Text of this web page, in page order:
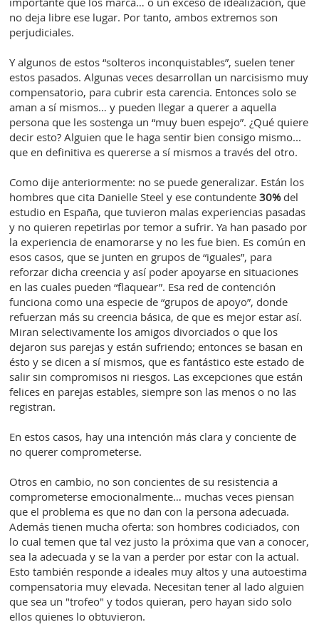
no deja libre ese lugar. Por tanto, ambos extremos son
perjudiciales.
Y algunos de estos “solteros inconquistables”, suelen tener
estos pasados. Algunas veces desarrollan un narcisismo muy
compensatorio, para cubrir esta carencia. Entonces solo se
aman a sí mismos… y pueden llegar a querer a aquella
persona que les sostenga un “muy buen espejo”. ¿Qué quiere
decir esto? Alguien que le haga sentir bien consigo mismo...
que en definitiva es quererse a sí mismos a través del otro.
Como dije anteriormente: no se puede generalizar. Están los
hombres que cita Danielle Steel y ese contundente30% del
estudio en España, que tuvieron malas experiencias pasadas
y no quieren repetirlas por temor a sufrir. Ya han pasado por
la experiencia de enamorarse y no les fue bien. Es común en
esos casos, que se junten en grupos de “iguales”, para
reforzar dicha creencia y así poder apoyarse en situaciones
en las cuales pueden “flaquear”. Esa red de contención
funciona como una especie de “grupos de apoyo”, donde
refuerzan más su creencia básica, de que es mejor estar así.
Miran selectivamente los amigos divorciados o que los
dejaron sus parejas y están sufriendo; entonces se basan en
ésto y se dicen a sí mismos, que es fantástico este estado de
salir sin compromisos ni riesgos. Las excepciones que están
felices en parejas estables, siempre son las menos o no las
registran.
En estos casos, hay una intención más clara y conciente de
no querer comprometerse.
Otros en cambio, no son concientes de su resistencia a
comprometerse emocionalmente… muchas veces piensan
que el problema es que no dan con la persona adecuada.
Además tienen mucha oferta: son hombres codiciados, con
lo cual temen que tal vez justo la próxima que van a conocer,
sea la adecuada y se la van a perder por estar con la actual.
Esto también responde a ideales muy altos y una autoestima
compensatoria muy elevada. Necesitan tener al lado alguien
que sea un "trofeo" y todos quieran, pero hayan sido solo
ellos quienes lo obtuvieron.